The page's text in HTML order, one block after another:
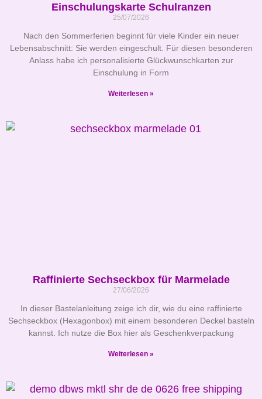
Einschulungskarte Schulranzen
25/07/2026
Nach den Sommerferien beginnt für viele Kinder ein neuer
Lebensabschnitt: Sie werden eingeschult. Für diesen besonderen
Anlass habe ich personalisierte Glückwunschkarten zur
Einschulung in Form
Weiterlesen »
Raffinierte Sechseckbox für Marmelade
27/06/2026
In dieser Bastelanleitung zeige ich dir, wie du eine raffinierte
Sechseckbox (Hexagonbox) mit einem besonderen Deckel basteln
kannst. Ich nutze die Box hier als Geschenkverpackung
Weiterlesen »